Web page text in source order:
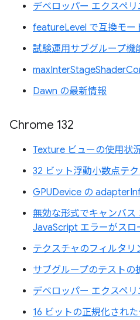
デベロッパー エクスペ
featureLevel で互換モー
試験運用サブグループ機
Dawn の最新情報
Chrome 132
Texture ビューの使用状
32 ビット浮動小数点テ
GPUDevice の
無効な形式でキャンバス
JavaScript エラーがスロ
テクスチャのフィルタリ
サブグループのテストの
デベロッパー エクスペ
16 ビットの正規化され